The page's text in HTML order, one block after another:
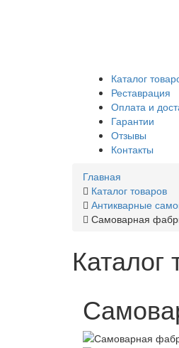
Каталог
Реставрация
Оплата и
Гарантии
Отзывы
Контакты
Главная
Каталог товаров
Антикварные
Самоварная
Каталог